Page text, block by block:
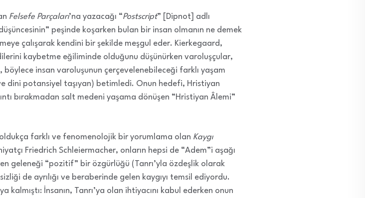
Felsefe Parçaları’na yazacağı “Postscript” [Dipnot] adlı
peşinde koşarken bulan bir insan olmanın ne demek
çalışarak kendini bir şekilde meşgul eder. Kierkegaard,
kaybetme eğiliminde olduğunu düşünürken varoluşçular,
insan varoluşunun çerçevelenebileceği farklı yaşam
dini potansiyel taşıyan) betimledi. Onun hedefi, Hristiyan
bırakmadan salt medeni yaşama dönüşen “Hristiyan Âlemi”
farklı ve fenomenolojik bir yorumlama olan Kaygı
Friedrich Schleiermacher, onların hepsi de “Adem”i aşağı
geleneği “pozitif” bir özgürlüğü (Tanrı’yla özdeşlik olarak
de ayrılığı ve beraberinde gelen kaygıyı temsil ediyordu.
kalmıştı: İnsanın, Tanrı’ya olan ihtiyacını kabul ederken onun